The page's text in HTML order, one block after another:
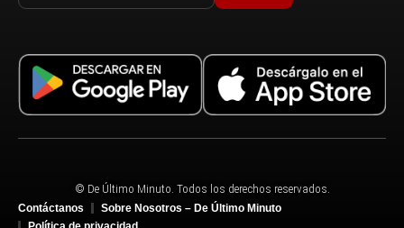
© De Último Minuto. Todos los derechos reservados.
Contáctanos
Sobre Nosotros – De Último Minuto